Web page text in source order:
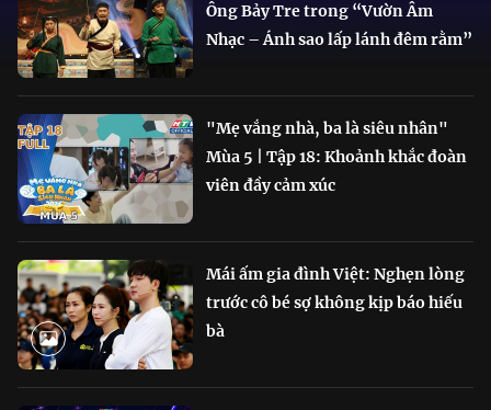
Ông Bảy Tre trong “Vườn Âm
Nhạc – Ánh sao lấp lánh đêm rằm”
"Mẹ vắng nhà, ba là siêu nhân"
Mùa 5 | Tập 18: Khoảnh khắc đoàn
viên đầy cảm xúc
Mái ấm gia đình Việt: Nghẹn lòng
trước cô bé sợ không kịp báo hiếu
bà